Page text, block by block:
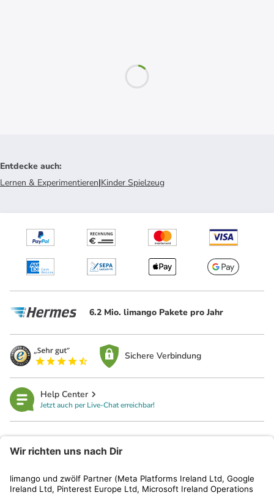
Entdecke auch:
Lernen & Experimentieren|Kinder Spielzeug
6.2 Mio. limango Pakete pro Jahr
Sichere Verbindung
Help Center
Jetzt auch per Live-Chat erreichbar!